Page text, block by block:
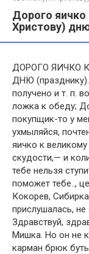
Дорого яичко
Христову)
ДОРОГО ЯИЧКО К
ДНЮ (празднику).
получено и т. п.
ложка к обеду;
покупщик-то у
ухмыляйся,
яичко к
скудости,— и
тебе нельзя
поможет тебе..,
Кокорев,
прислушалась,
Здравствуй,
Мишка. Но он не
карман брюк